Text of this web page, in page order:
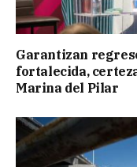
Garantizan
fortalecida,
Marina del Pilar